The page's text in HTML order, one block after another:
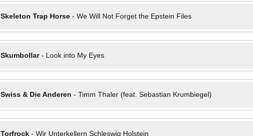
Skeleton Trap Horse- We Will Not Forget the Epstein Files
Skumbollar- Look into My Eyes
Swiss & Die Anderen - Timm Thaler (feat. Sebastian Krumbiegel)
Torfrock- Wir Unterkellern Schleswig Holstein